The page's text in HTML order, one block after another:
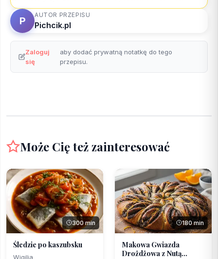
P
AUTOR PRZEPISU
Pichcik.pl
Zaloguj
się
aby dodać prywatną notatkę do tego
przepisu.
Może Cię też zainteresować
300 min
Śledzie po kaszubsku
Wigilia
180 min
Makowa Gwiazda
Drożdżowa z Nutą